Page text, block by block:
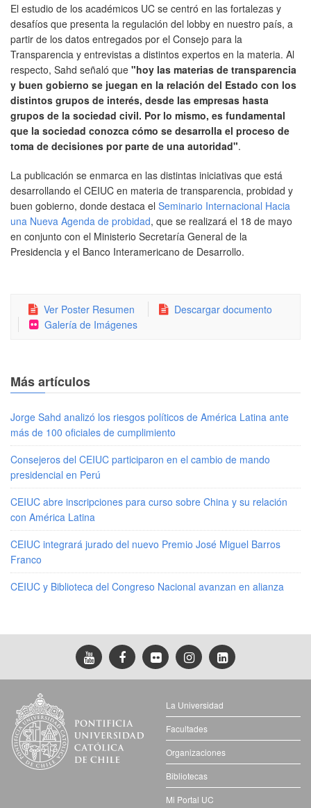
El estudio de los académicos UC se centró en las fortalezas y
desafíos que presenta la regulación del lobby en nuestro país, a
partir de los datos entregados por el Consejo para la
Transparencia y entrevistas a distintos expertos en la materia. Al
respecto, Sahd señaló que "hoy las materias de transparencia
y buen gobierno se juegan en la relación del Estado con los
distintos grupos de interés, desde las empresas hasta
grupos de la sociedad civil. Por lo mismo, es fundamental
que la sociedad conozca cómo se desarrolla el proceso de
toma de decisiones por parte de una autoridad".
La publicación se enmarca en las distintas iniciativas que está
desarrollando el CEIUC en materia de transparencia, probidad y
buen gobierno, donde destaca el Seminario Internacional Hacia
una Nueva Agenda de probidad, que se realizará el 18 de mayo
en conjunto con el Ministerio Secretaría General de la
Presidencia y el Banco Interamericano de Desarrollo.
Ver Poster Resumen
Descargar documento
Galería de Imágenes
Más artículos
Jorge Sahd analizó los riesgos políticos de América Latina ante
más de 100 oficiales de cumplimiento
Consejeros del CEIUC participaron en el cambio de mando
presidencial en Perú
CEIUC abre inscripciones para curso sobre China y su relación
con América Latina
CEIUC integrará jurado del nuevo Premio José Miguel Barros
Franco
CEIUC y Biblioteca del Congreso Nacional avanzan en alianza
La Universidad
Facultades
Organizaciones
Bibliotecas
Mi Portal UC